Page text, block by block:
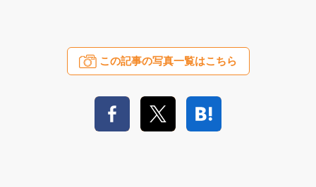
この記事の写真一覧はこちら